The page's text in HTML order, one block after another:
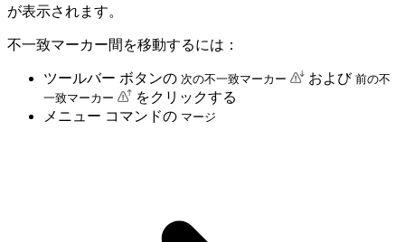
が表示されます。
不一致マーカー間を移動するには：
ツールバー ボタンの 次の不一致マーカー および 前の不
一致マーカー
をクリックする
メニュー コマンドの マージ